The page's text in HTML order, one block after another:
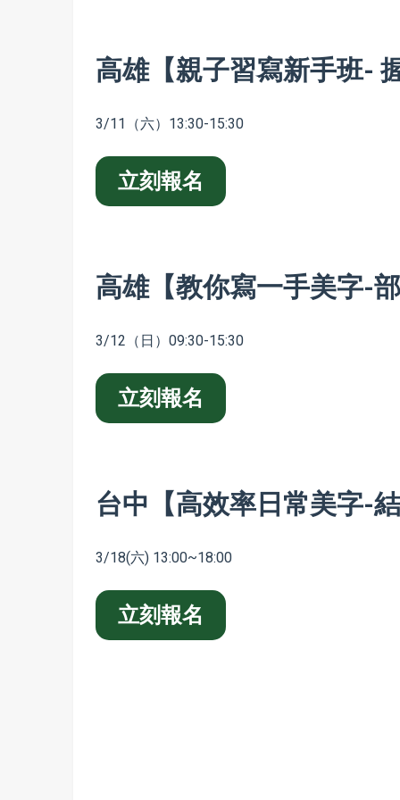
高雄【親子習寫新手班-
3/11（六）13:30-15:30
立刻報名
高雄【教你寫一手美字-
3/12（日）09:30-15:30
立刻報名
台中【高效率日常美字-
3/18(六) 13:00~18:00
立刻報名